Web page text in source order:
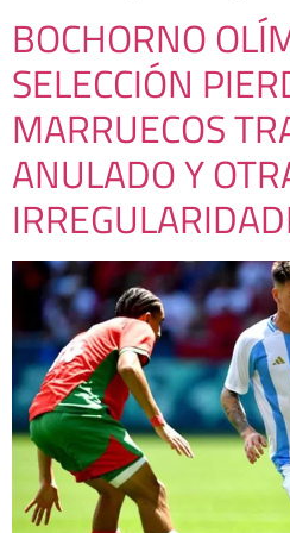
BOCHORNO
SELECCIÓN
MARRUECOS
ANULADO Y